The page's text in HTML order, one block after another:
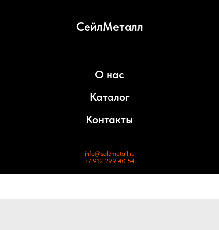
СейлМеталл
О нас
Каталог
Контакты
info@salemetall.ru
+7 912 299 40 54